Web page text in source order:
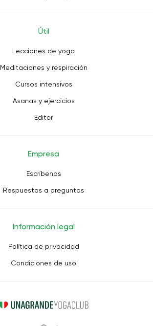
Útil
Lecciones de yoga
Meditaciones y respiración
Cursos intensivos
Asanas y ejercicios
Editor
Empresa
Escríbenos
Respuestas a preguntas
Información legal
Política de privacidad
Condiciones de uso